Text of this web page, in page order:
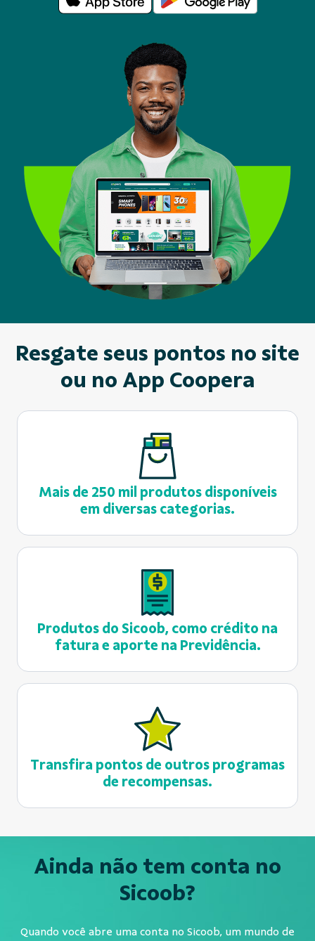
Resgate seus pontos no site
ou no App Coopera
Mais de 250 mil produtos disponíveis
em diversas categorias.
Produtos do Sicoob, como crédito na
fatura e aporte na Previdência.
Transfira pontos de outros programas
de recompensas.
Ainda não tem conta no
Sicoob?
Quando você abre uma conta no Sicoob, um mundo de